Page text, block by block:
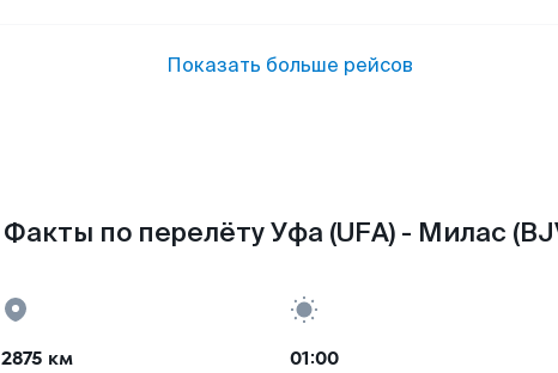
Показать больше рейсов
Факты по перелёту Уфа (UFA) - Милас
2875 км 01:00